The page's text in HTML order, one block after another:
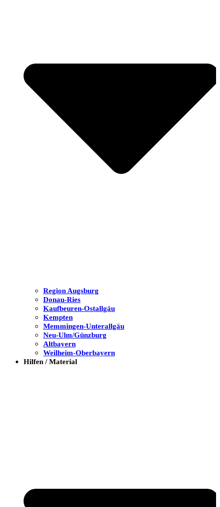
Region Augsburg
Donau-Ries
Kaufbeuren-Ostallgäu
Kempten
Memmingen-Unterallgäu
Neu-Ulm/Günzburg
Altbayern
Weilheim-Oberbayern
Hilfen / Material